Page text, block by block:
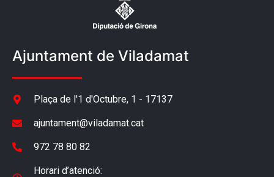
Ajuntament de Viladamat
Plaça de l'1 d'Octubre, 1 - 17137
ajuntament@viladamat.cat
972 78 80 82
Horari d’atenció: